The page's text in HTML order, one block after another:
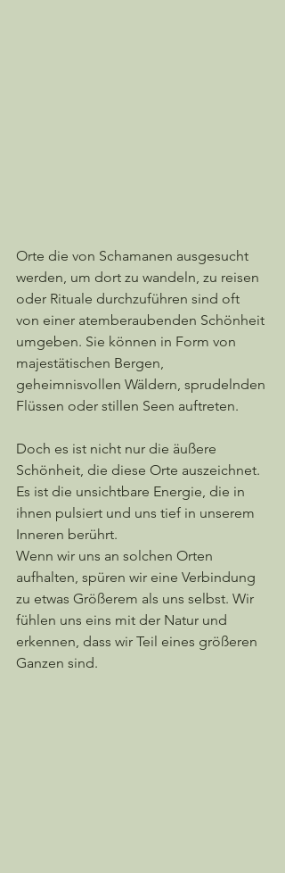
Orte die von Schamanen ausgesucht
werden, um dort zu wandeln, zu reisen
oder Rituale durchzuführen sind oft
von einer atemberaubenden Schönheit
umgeben. Sie können in Form von
majestätischen Bergen,
geheimnisvollen Wäldern, sprudelnden
Flüssen oder stillen Seen auftreten.
Doch es ist nicht nur die äußere
Schönheit, die diese Orte auszeichnet.
Es ist die unsichtbare Energie, die in
ihnen pulsiert und uns tief in unserem
Inneren berührt.
Wenn wir uns an solchen Orten
aufhalten, spüren wir eine Verbindung
zu etwas Größerem als uns selbst. Wir
fühlen uns eins mit der Natur und
erkennen, dass wir Teil eines größeren
Ganzen sind.